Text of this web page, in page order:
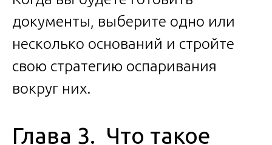
документы, выберите одно или
несколько оснований и стройте
свою стратегию оспаривания
вокруг них.
Глава 3. Что такое